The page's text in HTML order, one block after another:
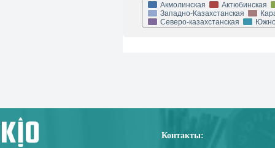
Акмолинская
Актюбинская
Западно-Казахстанская
Северо-казахстанская
Контакты: